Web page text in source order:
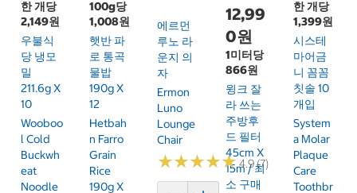
한 개당
2,149원
우불식
당 냉모
밀
211.6g X
10
Wooboo
L Cold
Buckwh
Eat
Noodle
100g당
1,008원
햇반 파
로 통곡
물밥
190g X
12
Hetbah
N Farro
Grain
Rice
190g X
에르먼
루노 라
운지 의
자
Ermon
Luno
Lounge
Chair
★★★★★
★★★★★4.9 (7)
12,99
0원
1미터당
866원
윙크 잘
라 쓰는
주방후
드 필터
45cm X
15m / 최
소 구매
한 개당
1,399원
시스테
마어금
니 꼼꼼
칫솔 10
개입
System
A Molar
Plaque
Care
Toothbr